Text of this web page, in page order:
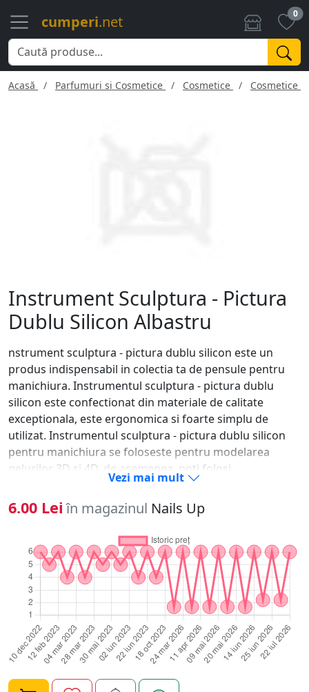
cumperi.net 0
Acasă Parfumuri si Cosmetice Cosmetice Cosmetice
Instrument Sculptura - Pictura
Dublu Silicon Albastru
nstrument sculptura - pictura dublu silicon este un
produs indispensabil in colectia ta de pensule pentru
manichiura. Instrumentul sculptura - pictura dublu
silicon este confectionat din materiale de calitate
exceptionala, este ergonomica si foarte simplu de
utilizat. Instrumentul sculptura - pictura dublu silicon
pentru manichiura se foloseste pentru modelarea
gelurilor 3D si 4D, de asemenea, poti folosi
instrumentul sculptura - pictura dublu silicon si pentru
acryl sau geluri plastelina. Instrumentul sculptura -
pictura dublu silicon este prevazut cu doua capete. Poti
folosi instrument sculptura - pictura dublu silicon in
Nail Art, pentru diverse modele inedite, sau in aplicarea
pigmentului. Alege instrumentul sculptura - pictura
dublu silicon si foloseste-l in procesul de manichiura
pentru mai multe operatii. Instrument sculptura -
pictura dublu silicon este specializat in realizarea
modelelor complexe pe unghii fara sa oboseasca mana.
Poti sa folosesti instrumentul sculptura - pictura dublu
silicon pentru pictura pe unghii sau in constructia
unghiilor cu gel UV sau acryl.
Vezi mai mult
6.00 Lei în magazinul Nails Up